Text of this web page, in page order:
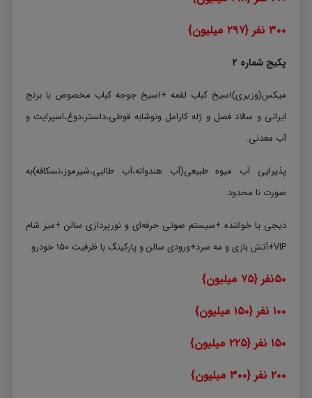
۳۰۰ نفر {۲۹۷ میلیون}
پکیج شماره ۲
میکس(وزیری)۱سیخ کباب لقمه +۱سیخ جوجه کباب مخصوص با برنج
ایرانی و سالاد فصل و ژله کارامل ونوشابه قوطی،دلستر،دوغ،اسپرایت و
آب معدنی.
پذیرایی آب میوه طبیعی(آب هندوانه،آب طالبی،شیرموز،نسکافه)به
صورت نا محدود.
دیجی یا خواننده +سیستم صوتی حرفه‌ای و نورپردازی سالن +میز شام
VIP+آتش بازی و مه سرد+ورودی سالن و پارکینگ با ظرفیت ۱۵۰ خودرو.
۵۰نفر {۷۵ میلیون}
۱۰۰ نفر {۱۵۰ میلیون}
۱۵۰ نفر {۲۲۵ میلیون}
۲۰۰ نفر {۳۰۰ میلیون}